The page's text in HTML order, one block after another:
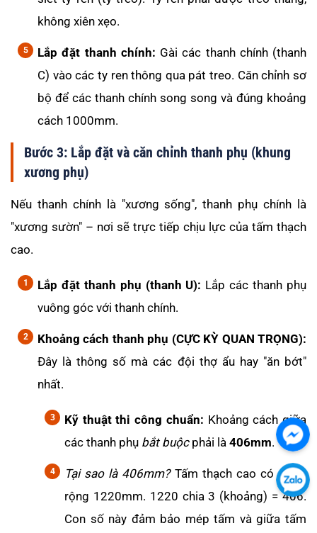
không xiên xẹo.
Lắp đặt thanh chính: Gài các thanh chính (thanh
C) vào các ty ren thông qua pát treo. Căn chỉnh sơ
bộ để các thanh chính song song và đúng khoảng
cách 1000mm.
Bước 3: Lắp đặt và căn chỉnh thanh phụ (khung
xương phụ)
Nếu thanh chính là "xương sống", thanh phụ chính là
"xương sườn" – nơi sẽ trực tiếp chịu lực của tấm thạch
cao.
Lắp đặt thanh phụ (thanh U): Lắp các thanh phụ
vuông góc với thanh chính.
Khoảng cách thanh phụ (CỰC KỲ QUAN TRỌNG):
Đây là thông số mà các đội thợ ẩu hay "ăn bớt"
nhất.
Kỹ thuật thi công chuẩn: Khoảng cách giữa
các thanh phụ bắt buộcphải là 406mm.
Tại sao là 406mm?Tấm thạch cao có chiều
rộng 1220mm. 1220 chia 3 (khoảng) = 406.
Con số này đảm bảo mép tấm và giữa tấm
Chát
với
tôi
qua
Chát